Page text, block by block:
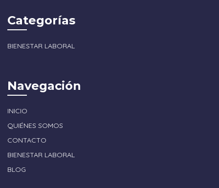
Categorías
BIENESTAR LABORAL
Navegación
INICIO
QUIÉNES SOMOS
CONTACTO
BIENESTAR LABORAL
BLOG